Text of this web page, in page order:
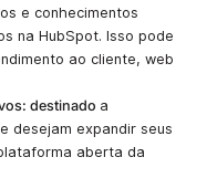
e conhecimentos
na HubSpot. Isso pode
ao cliente, web
destinado a
desejam expandir seus
aberta da